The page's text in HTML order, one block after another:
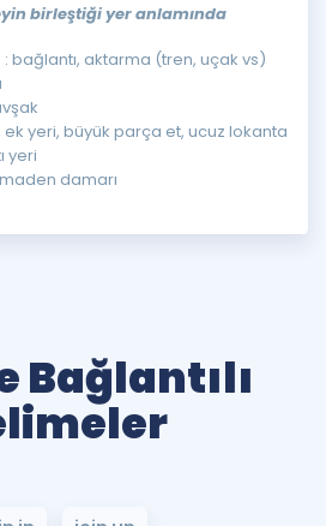
birleştiği yer anlamında
: bağlantı, aktarma (tren, uçak vs)
ek yeri, büyük parça et, ucuz lokanta
yeri
damarı
Bağlantılı